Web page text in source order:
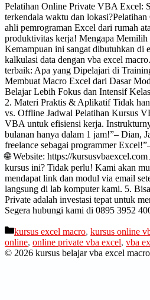
Pelatihan Online Private VBA Excel:
terkendala waktu dan
ahli pemrograman Excel dari rumah
produktivitas kerja! Mengapa
Kemampuan ini sangat dibutuhkan di
kalkulasi data dengan vba excel
terbaik: Apa yang Dipelajari di
Membuat Macro Excel dari Dasar
Belajar Lebih Fokus dan Intensif
2. Materi Praktis & Aplikatif Tidak
vs. Offline Jadwal Pelatihan Kursus
VBA untuk efisiensi kerja.
bulanan hanya dalam 1 jam!”– Dian,
freelance sebagai programmer
🌐 Website: https://
kursus ini? Tidak perlu! Kami akan
mendapat link dan modul via email
langsung di lab komputer kami. 5.
Private adalah investasi tepat untuk
Segera hubungi kami di 0895 3952
kursus excel macro, kursus online
online, online private vba excel, vba
© 2026 kursus belajar vba excel